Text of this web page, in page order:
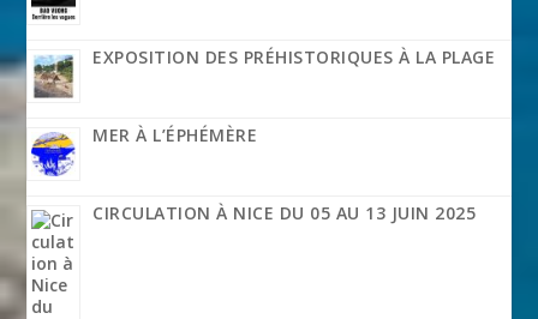
EXPOSITION DES PRÉHISTORIQUES À LA PLAGE
MER À L’ÉPHÉMÈRE
CIRCULATION À NICE DU 05 AU 13 JUIN 2025